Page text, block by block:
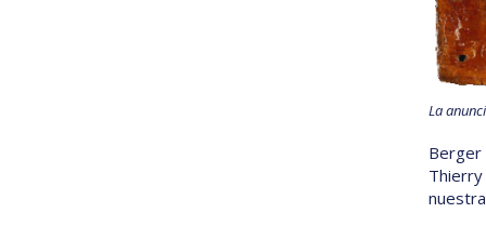
La
Berger